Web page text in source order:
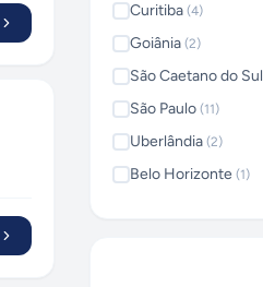
Curitiba (4)
Goiânia (2)
São Caetano do Sul
São Paulo (11)
Uberlândia (2)
Belo Horizonte (1)